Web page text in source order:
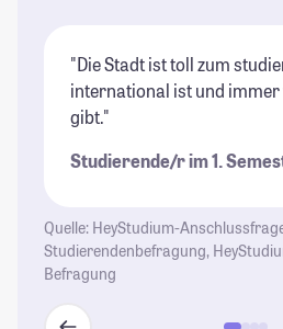
"Die Stadt ist toll zum
international ist und immer
gibt."
Studierende/r im 1.
Quelle: HeyStudium-
Studierendenbefragung,
Befragung